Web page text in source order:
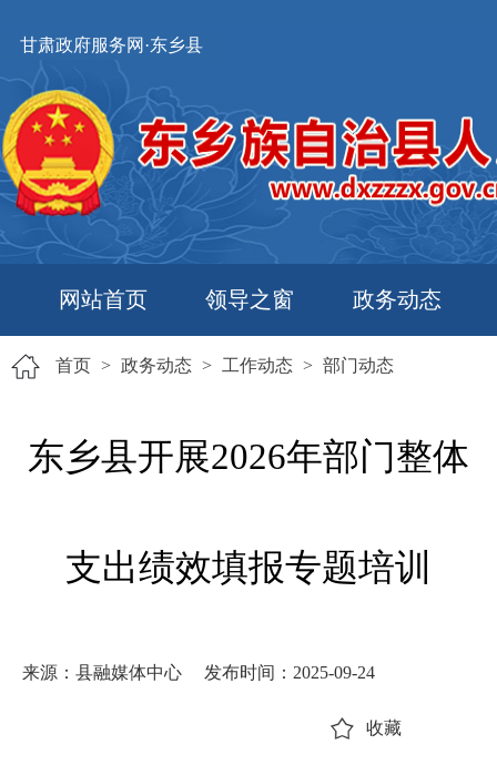
甘肃政府服务网·东乡县
网站首页 领导之窗 政务动态
首页 > 政务动态 > 工作动态 > 部门动态
东乡县开展2026年部门整体
支出绩效填报专题培训
来源：县融媒体中心 发布时间：2025-09-24
收藏